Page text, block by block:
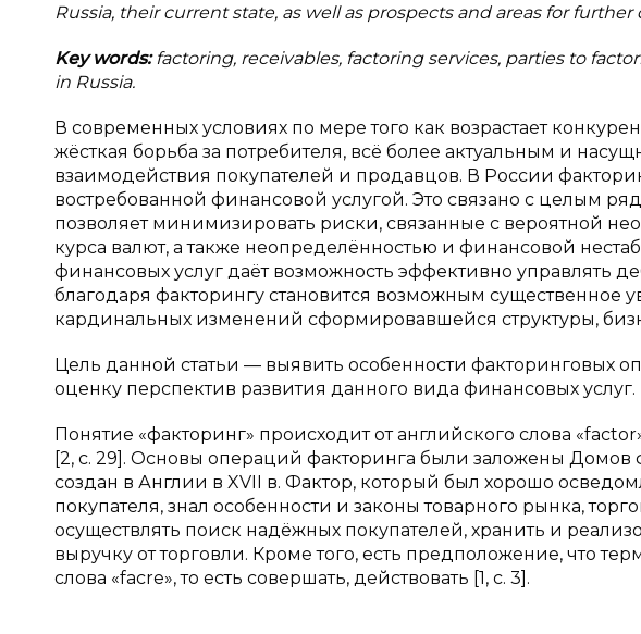
Russia, their current state, as well as prospects and areas for
Key words:factoring, receivables, factoring services, parties to
in Russia.
В современных условиях по мере того как возрастает
жёсткая борьба за потребителя, всё более актуальным и
взаимодействия покупателей и продавцов. В России
востребованной финансовой услугой. Это связано с целым
позволяет минимизировать риски, связанные с вероятной
курса валют, а также неопределённостью и финансовой
финансовых услуг даёт возможность эффективно управлять
благодаря факторингу становится возможным существенное
кардинальных изменений сформировавшейся структуры,
Цель данной статьи — выявить особенности факторинговых
оценку перспектив развития данного вида финансовых услуг.
Понятие «факторинг» происходит от английского слова
[2, с. 29]. Основы операций факторинга были заложены Домов
создан в Англии в XVII в. Фактор, который был хорошо
покупателя, знал особенности и законы товарного рынка,
осуществлять поиск надёжных покупателей, хранить и
выручку от торговли. Кроме того, есть предположение, что
слова «facre», то есть совершать, действовать [1, с. 3].